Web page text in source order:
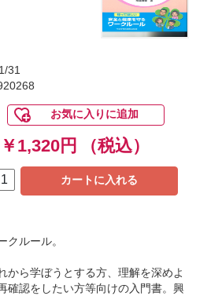
31
お気に入りに追加
￥1,320円 （税込）
カートに入れる
クルール。
から学ぼうとする方、理解を深めよ
確認をしたい方等向けの入門書。興